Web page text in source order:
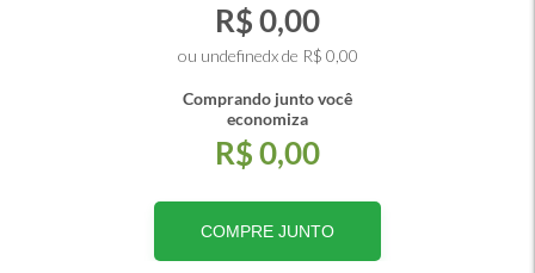
R$ 0,00
ou undefinedx de R$ 0,00
Comprando junto você
economiza
R$ 0,00
COMPRE JUNTO